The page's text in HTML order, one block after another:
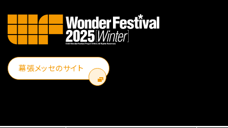
幕張メッセのサイト